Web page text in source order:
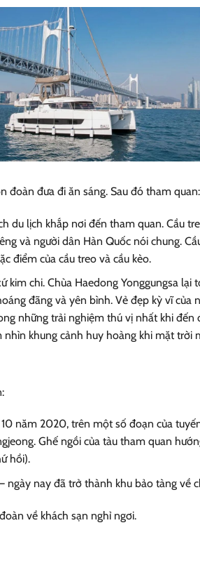
đoàn đưa đi ăn sáng. Sau đó tham quan:
du lịch khắp nơi đến tham quan. Cầu
và người dân Hàn Quốc nói chung.
điểm của cầu treo và cầu kèo.
kim chi. Chùa Haedong Yonggungsa
đãng và yên bình. Vẻ đẹp kỳ vĩ của
những trải nghiệm thú vị nhất khi
khung cảnh huy hoàng khi mặt trời
năm 2020, trên một số đoạn của
Ghế ngồi của tàu tham quan
hồi).
ngày nay đã trở thành khu bảo tàng về
về khách sạn nghỉ ngơi.